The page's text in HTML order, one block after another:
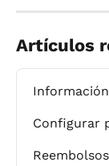
Artículos
Configurar